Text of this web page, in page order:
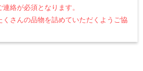
絡が必須となります。
さんの品物を詰めていただくようご協